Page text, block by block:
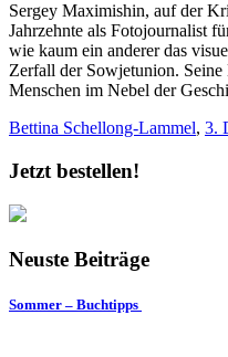
Sergey Maximishin, auf der
Jahrzehnte als Fotojournalist
wie kaum ein anderer das
Zerfall der Sowjetunion.
Menschen im Nebel der
Bettina Schellong-Lammel, 3.
Jetzt bestellen!
Neuste Beiträge
Sommer – Buchtipps